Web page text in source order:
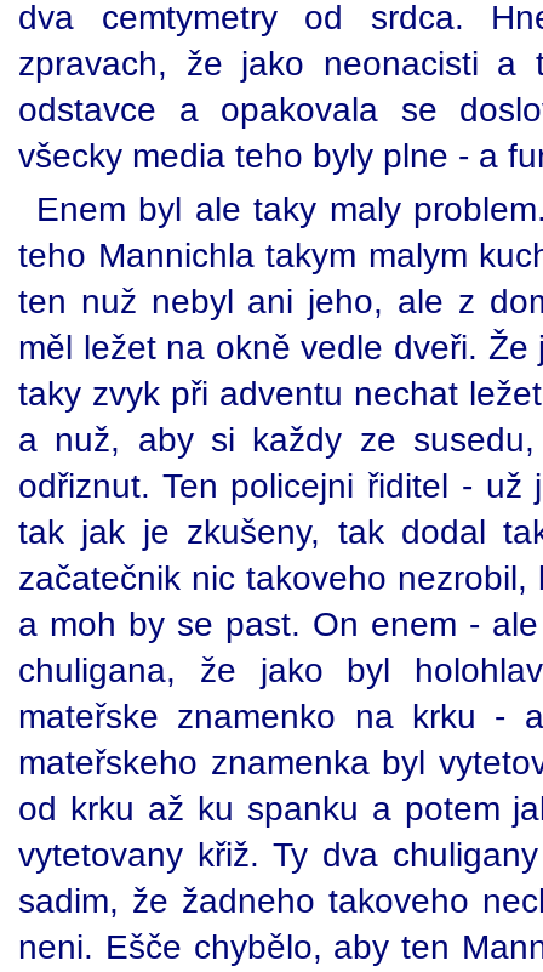
dva cemtymetry od srdca.
zpravach, že jako neonacisti
odstavce a opakovala se
všecky media teho byly plne - a
Enem byl ale taky maly
teho Mannichla takym malym
ten nuž nebyl ani jeho, ale z
měl ležet na okně vedle dveři.
taky zvyk při adventu nechat
a nuž, aby si každy ze
odřiznut. Ten policejni řiditel -
tak jak je zkušeny, tak dodal
začatečnik nic takoveho
a moh by se past. On enem -
chuligana, že jako byl
mateřske znamenko na krku
mateřskeho znamenka byl
od krku až ku spanku a potem
vytetovany křiž. Ty dva
sadim, že žadneho takoveho
neni. Ešče chybělo, aby ten